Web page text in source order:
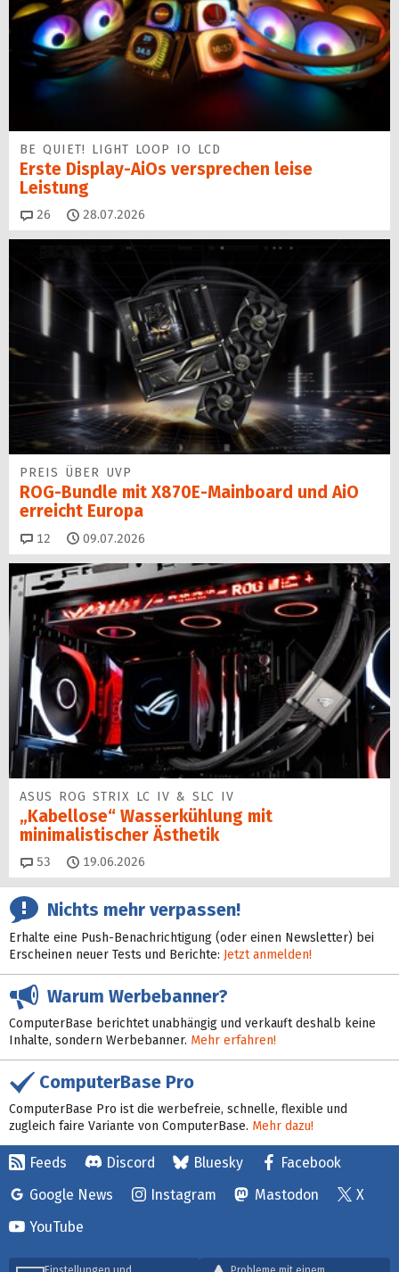
BE QUIET! LIGHT LOOP IO LCD
Erste Display-AiOs versprechen leise
Leistung
26 Kommentare
28.07.2026
PREIS ÜBER UVP
ROG-Bundle mit X870E-Mainboard und AiO
erreicht Europa
12 Kommentare
09.07.2026
ASUS ROG STRIX LC IV & SLC IV
„Kabellose“ Wasserkühlung mit
minimalistischer Ästhetik
53 Kommentare
19.06.2026
Nichts mehr verpassen!
Erhalte eine Push-Benachrichtigung (oder einen Newsletter) bei
Erscheinen neuer Tests und Berichte: Jetzt anmelden!
Warum Werbebanner?
ComputerBase berichtet unabhängig und verkauft deshalb keine
Inhalte, sondern Werbebanner. Mehr erfahren!
ComputerBase Pro
ComputerBase Pro ist die werbefreie, schnelle, flexible und
zugleich faire Variante von ComputerBase. Mehr dazu!
Feeds Discord Bluesky
Facebook
Google News
Instagram Mastodon
X
YouTube